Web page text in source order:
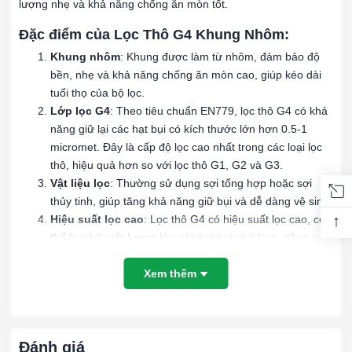
lượng nhẹ và khả năng chống ăn mòn tốt.
Đặc điểm của Lọc Thô G4 Khung Nhôm:
Khung nhôm: Khung được làm từ nhôm, đảm bảo độ
bền, nhẹ và khả năng chống ăn mòn cao, giúp kéo dài
tuổi thọ của bộ lọc.
Lớp lọc G4: Theo tiêu chuẩn EN779, lọc thô G4 có khả
năng giữ lại các hạt bụi có kích thước lớn hơn 0.5-1
micromet. Đây là cấp độ lọc cao nhất trong các loại lọc
thô, hiệu quả hơn so với lọc thô G1, G2 và G3.
Vật liệu lọc: Thường sử dụng sợi tổng hợp hoặc sợi
thủy tinh, giúp tăng khả năng giữ bụi và dễ dàng vệ sinh.
Hiệu suất lọc cao: Lọc thô G4 có hiệu suất lọc cao, có
thể loại bỏ một lượng lớn các hạt bụi nhỏ hơn, nâng cao
chất lượng không khí đầu vào.
Ứng dụng của Lọc Thô G4 Khung Nhôm:
suất hệ thống.
Xem thêm
Đánh giá
↑